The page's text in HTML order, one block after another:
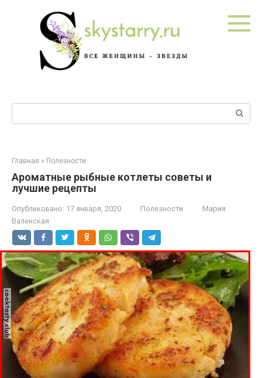
Поиск:
Главная » Полезности
Ароматные рыбные котлеты советы и
лучшие рецепты
Опубликовано: 17 января, 2020 Полезности
Мария
Валенская